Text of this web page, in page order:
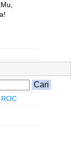
ROC